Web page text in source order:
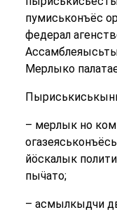
пумиськонъёс
федерал
Мерлыко
– мерлык но
йӧскалык
пыӵато;
– асмылкыдчи